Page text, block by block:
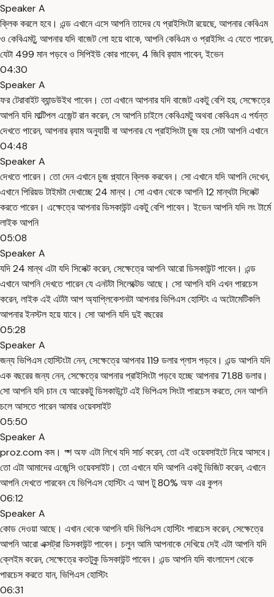
Speaker A
ক্লিক করলে হবে। এন্ড এখানে এসে আপনি তাদের যে প্রাইসিংটা রয়েছে, আপনার কেবিএম
ও কেবিএমটু, আপনার যদি বাজেট লো হয়ে থাকে, আপনি কেবিএম ও প্রাইসিং এ যেতে পারেন,
যেটা 499 মান পড়বে ও সিপিইউ কোর পাবেন, 4 জিবি র‍্যাম পাবেন, ইভেন
04:30
Speaker A
ফর টেরাবাইট ব্যান্ডউইথ পাবেন। তো এখানে আপনার যদি বাজেট একটু বেশি হয়, সেক্ষেত্রে
আপনি যদি মাল্টিপল এজেন্ট রান করেন, সে আপনি চাইলে কেবিএমটু অথবা কেবিএম এ পর্যন্ত
দেখতে পারেন, আপনার র‍্যাম অনুযায়ী বা আপনার যে প্রাইসিংটা চুজ হয় সেটা আপনি এখানে
04:48
Speaker A
দেখতে পারেন। তো দেন এখানে চুজ প্ল্যানে ক্লিক করবেন। সো এখানে যদি আপনি দেখেন,
এখানে পিরিয়ড টাইমটা দেখাচ্ছে 24 মান্থ। সো এখান থেকে আপনি 12 মান্থটা সিলেক্ট
করতে পারেন। এক্ষেত্রে আপনার ডিসকাউন্ট একটু বেশি পাবেন। ইভেন আপনি যদি লং টার্মে
লাইক আপনি
05:08
Speaker A
যদি 24 মান্থ এটা যদি সিলেক্ট করেন, সেক্ষেত্রে আপনি আরো ডিসকাউন্ট পাবেন। এন্ড
এখানে আপনি দেখতে পারেন যে এনটটা সিলেক্টেড আছে। সো আপনি যদি এখন পারচেস
করেন, লাইক এই এটটা আপ অ্যাপ্লিকেশনটা আপনার ভিপিএস হোস্টিং এ অটোমেটিকলি
আপনার ইনস্টল হয়ে যাবে। সো আপনি যদি দুই বছরের
05:28
Speaker A
জন্য ভিপিএস হোস্টিংটা নেন, সেক্ষেত্রে আপনার 119 ডলার প্লাস পড়বে। এন্ড আপনি যদি
এক বছরের জন্য নেন, সেক্ষেত্রে আপনার প্রাইসিংটা পড়বে হচ্ছে আপনার 71.88 ডলার।
সো আপনি যদি চান যে আরেকটু ডিসকাউন্টে এই ভিপিএস সিংটা পারচেস করতে, দেন আপনি
চলে আসতে পারেন আমার ওয়েবসাইট
05:50
Speaker A
proz.com কম। প্শ অফ এটা লিখে যদি সার্চ করেন, তো এই ওয়েবসাইটে নিয়ে আসবে।
তো এটা আমাদের এজেন্সি ওয়েবসাইট। তো এখানে যদি আপনি একটু ভিজিট করেন, এখানে
আপনি দেখতে পারবেন যে ভিপিএস হোস্টিং এ আপ টু 80% অফ এর কুপন
06:12
Speaker A
কোড দেওয়া আছে। এখান থেকে আপনি যদি ভিপিএস হোস্টিং পারচেস করেন, সেক্ষেত্রে
আপনি আরো এক্সট্রা ডিসকাউন্ট পাবেন। চলুন আমি আপনাকে দেখিয়ে দেই এটা আপনি যদি
ক্লেইম করেন, সেক্ষেত্রে কতটুকু ডিসকাউন্ট পাবেন। এন্ড আপনি যদি বাংলাদেশ থেকে
পারচেস করতে যান, ভিপিএস হোস্টিং
06:31